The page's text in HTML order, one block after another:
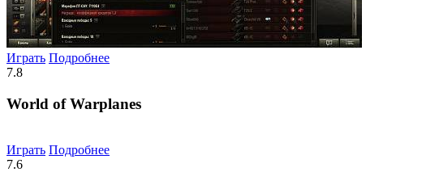
Играть Подробнее
7.8
World of Warplanes
Играть Подробнее
7.6